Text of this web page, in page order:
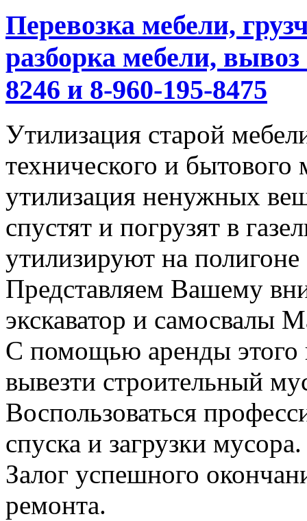
Перевозка мебели,
разборка мебели,
8246 и 8-960-195-8475
Утилизация старой
технического и
утилизация ненужных
спустят и погрузят в
утилизируют на полигоне
Представляем Вашему
экскаватор и самосвалы
С помощью аренды этого
вывезти строительный
Воспользоваться
спуска и загрузки мусора.
Залог успешного
ремонта.